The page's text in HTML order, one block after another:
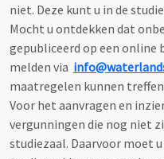
niet. Deze kunt u in de
Mocht u ontdekken dat
gepubliceerd op een online
melden via
maatregelen kunnen
Voor het aanvragen en
vergunningen die nog niet
studiezaal. Daarvoor moet u